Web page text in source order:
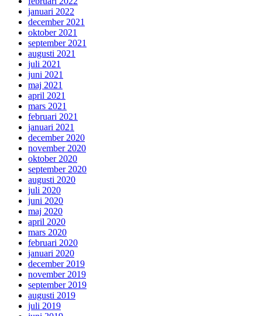
januari 2022
december 2021
oktober 2021
september 2021
augusti 2021
juli 2021
juni 2021
maj 2021
april 2021
mars 2021
februari 2021
januari 2021
december 2020
november 2020
oktober 2020
september 2020
augusti 2020
juli 2020
juni 2020
maj 2020
april 2020
mars 2020
februari 2020
januari 2020
december 2019
november 2019
september 2019
augusti 2019
juli 2019